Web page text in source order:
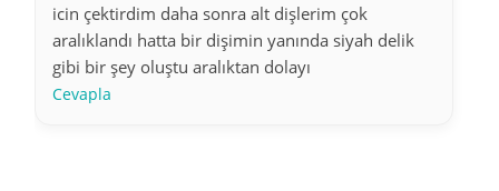
icin çektirdim daha sonra alt dişlerim çok
aralıklandı hatta bir dişimin yanında siyah delik
gibi bir şey oluştu aralıktan dolayı
Cevapla